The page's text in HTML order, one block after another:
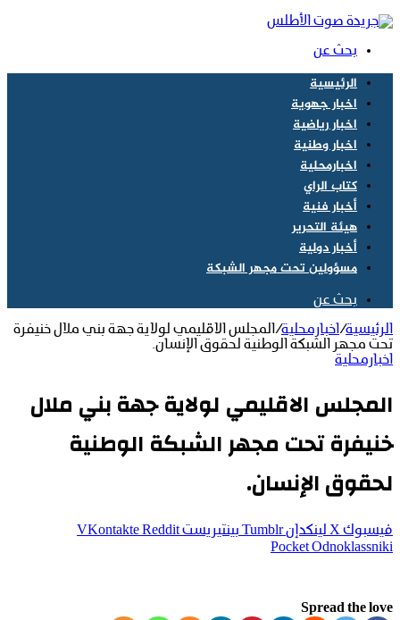
بحث عن
الرئيسية
اخبار جهوية
اخبار رياضية
اخبار وطنية
اخبارمحلية
كتاب الراي
أخبار فنية
هيئة التحرير
أخبار دولية
مسؤولين تحت مجهر الشبكة
بحث عن
الرئيسية/ اخبارمحلية/ المجلس الاقليمي لولاية جهة بني ملال خنيفرة
تحت مجهر الشبكة الوطنية لحقوق الإنسان.
اخبارمحلية
المجلس الاقليمي لولاية جهة بني ملال
خنيفرة تحت مجهر الشبكة الوطنية
لحقوق الإنسان.
فيسبوك‫X لينكدإن بينتيريست
Odnoklassniki
‫Pocket
Spread the love